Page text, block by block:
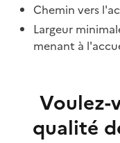
Chemin vers
Largeur
menant à
Voulez-
qualité